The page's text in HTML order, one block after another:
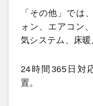
「その他」では
ォン、エアコン
気システム、床暖
24時間365日対
置。